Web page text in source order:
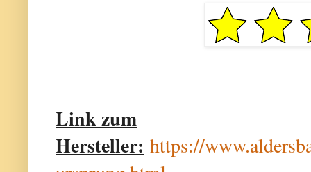
Link zum
Hersteller: https://